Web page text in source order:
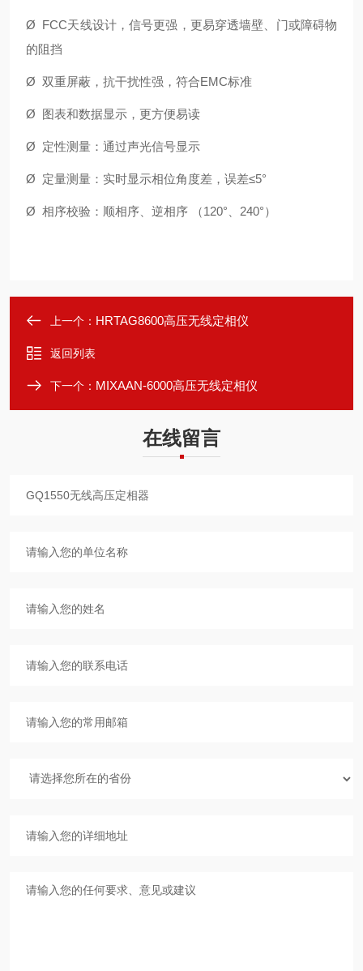
Ø FCC天线设计，信号更强，更易穿透墙壁、门或障碍物
的阻挡
Ø 双重屏蔽，抗干扰性强，符合EMC标准
Ø 图表和数据显示，更方便易读
Ø 定性测量：通过声光信号显示
Ø 定量测量：实时显示相位角度差，误差≤5°
Ø 相序校验：顺相序、逆相序 （120°、 240°）
上一个： HRTAG8600高压无线定相仪
返回列表
下一个： MIXAAN-6000高压无线定相仪
在线留言